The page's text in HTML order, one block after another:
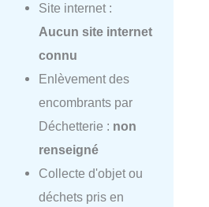
Site internet :
Aucun site internet
connu
Enlèvement des
encombrants par
Déchetterie : non
renseigné
Collecte d'objet ou
déchets pris en